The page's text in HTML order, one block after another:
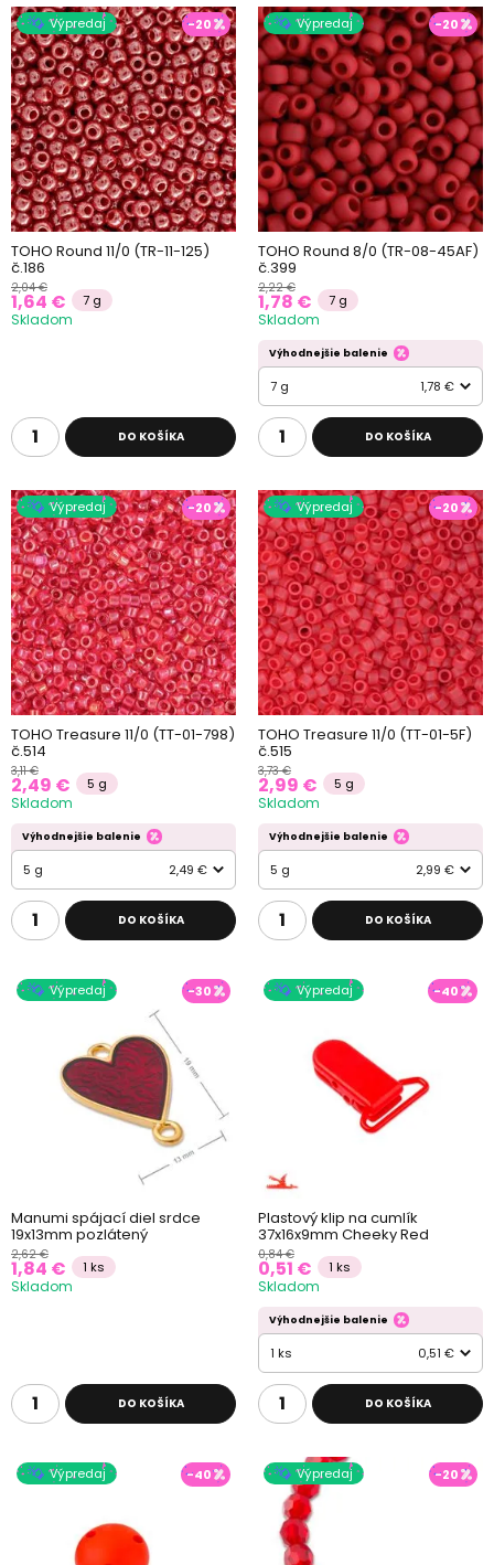
Výpredaj -20
TOHO Round 11/0 (TR-11-125)
č.186
2,04 €
1,64 € 7 g
Skladom
DO KOŠÍKA
Výpredaj -20
TOHO Round 8/0 (TR-08-45AF)
č.399
2,22 €
1,78 € 7 g
Skladom
Výhodnejšie balenie
7 g 1,78 €
DO KOŠÍKA
Výpredaj -20
TOHO Treasure 11/0 (TT-01-798)
č.514
3,11 €
2,49 € 5 g
Skladom
Výhodnejšie balenie
5 g 2,49 €
DO KOŠÍKA
Výpredaj -20
TOHO Treasure 11/0 (TT-01-5F)
č.515
3,73 €
2,99 € 5 g
Skladom
Výhodnejšie balenie
5 g 2,99 €
DO KOŠÍKA
Výpredaj -30
Manumi spájací diel srdce
19x13mm pozlátený
2,62 €
1,84 € 1 ks
Skladom
DO KOŠÍKA
Výpredaj -40
Plastový klip na cumlík
37x16x9mm Cheeky Red
0,84 €
0,51 € 1 ks
Skladom
Výhodnejšie balenie
1 ks 0,51 €
DO KOŠÍKA
Výpredaj -40 Výpredaj -20